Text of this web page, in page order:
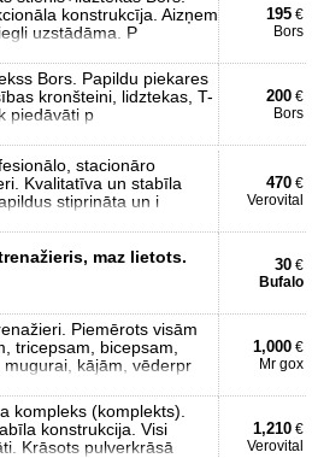
konstrukcīja. Aizņem
uzstādāma. P
195 €
Bors
Bors. Papildu piekares
kronšteini, lidztekas, T-
piedāvāti p
200 €
Bors
stacionāro
Kvalitatīva un stabīla
stiprināta un i
470 €
Verovital
maz lietots.
30 €
Bufalo
Piemērots visām
tricepsam, bicepsam,
kājām, vēderpr
1,000 €
Mr gox
kompleks (komplekts).
konstrukcija. Visi
Krāsots pulverkrāsā
1,210 €
Verovital